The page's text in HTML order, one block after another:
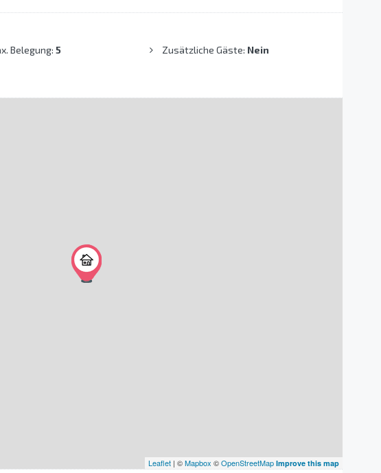
Belegung: 5 Zusätzliche Gäste: Nein
Leaflet | ©Mapbox ©OpenStreetMap Improve this map